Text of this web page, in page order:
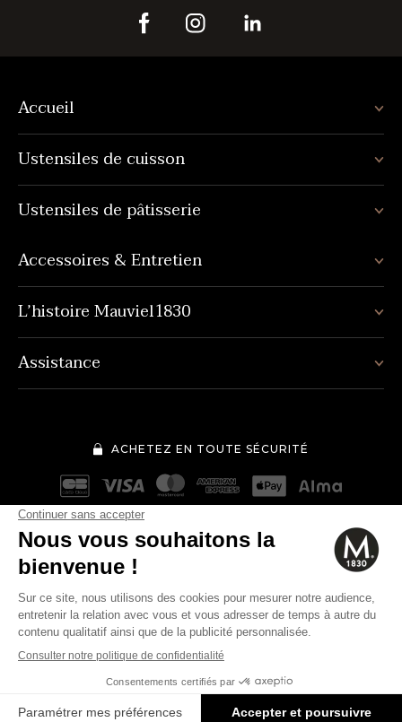
63€ Quantité
En stock.Expédié sous 48h. (Hors week-end et jours fériés).
AJOUTER AU PANIER
Accueil
Ustensiles de cuisson
Ustensiles de pâtisserie
Accessoires & Entretien
L’histoire Mauviel1830
Assistance
ACHETEZ EN TOUTE SÉCURITÉ
© 2026 Mauviel 1830.
Mentions légales Conditions générales de vente
Politique de protection des données personnelles
Modifier vos préférences en matière de cookies